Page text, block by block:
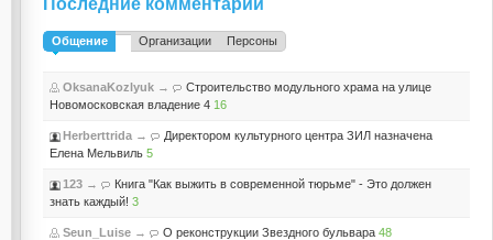
Последние комментарии
Общение Организации Персоны
OksanaKozlyuk→
Строительство модульного храма на улице
Новомосковская владение 4 16
Herberttrida→
Директором культурного центра ЗИЛ назначена
Елена Мельвиль 5
123→
Книга "Как выжить в современной тюрьме" - Это должен
знать каждый! 3
Seun_Luise→ О реконструкции Звездного бульвара 48